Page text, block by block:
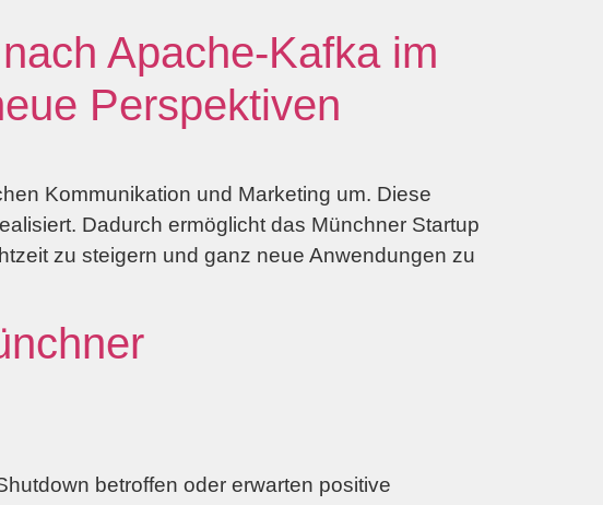
Apache-Kafka im
Perspektiven
Kommunikation und Marketing um. Diese
Dadurch ermöglicht das Münchner Startup
zu steigern und ganz neue Anwendungen zu
betroffen oder erwarten positive